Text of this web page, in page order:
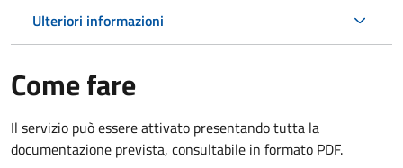
Ulteriori informazioni
Come fare
Il servizio può essere attivato presentando tutta la
documentazione prevista, consultabile in formato PDF.